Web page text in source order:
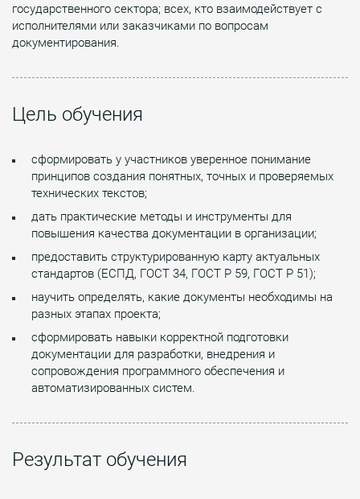
государственного сектора; всех, кто взаимодействует с
исполнителями или заказчиками по вопросам
документирования.
Цель обучения
сформировать у участников уверенное понимание
принципов создания понятных, точных и проверяемых
технических текстов;
дать практические методы и инструменты для
повышения качества документации в организации;
предоставить структурированную карту актуальных
стандартов (ЕСПД, ГОСТ 34, ГОСТ Р 59, ГОСТ Р 51);
научить определять, какие документы необходимы на
разных этапах проекта;
сформировать навыки корректной подготовки
документации для разработки, внедрения и
сопровождения программного обеспечения и
автоматизированных систем.
Результат обучения